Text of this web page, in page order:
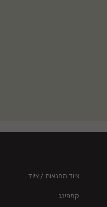
ציוד מחנאות / ציוד
קמפינג